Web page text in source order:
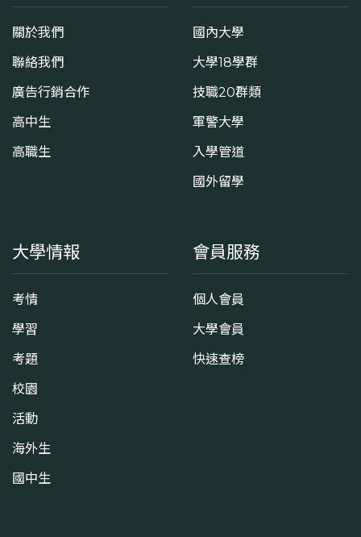
關於我們
聯絡我們
廣告行銷合作
高中生
高職生
國內大學
大學18學群
技職20群類
軍警大學
入學管道
國外留學
大學情報
考情
學習
考題
校園
活動
海外生
國中生
會員服務
個人會員
大學會員
快速查榜